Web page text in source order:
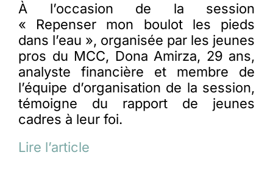
À l’occasion de la session
« Repenser mon boulot les pieds
dans l’eau », organisée par les jeunes
pros du MCC, Dona Amirza, 29 ans,
analyste financière et membre de
l’équipe d’organisation de la session,
témoigne du rapport de jeunes
cadres à leur foi.
Lire l’article